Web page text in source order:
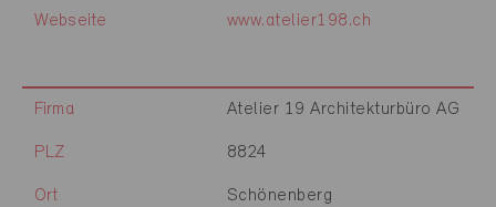
Webseite www.atelier198.ch
Firma Atelier 19 Architekturbüro AG
PLZ 8824
Ort Schönenberg